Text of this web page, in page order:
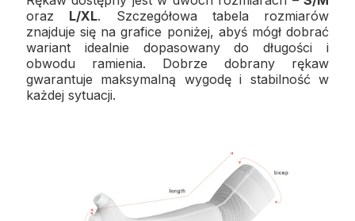
oraz L/XL. Szczegółowa tabela rozmiarów
znajduje się na grafice poniżej, abyś mógł dobrać
wariant idealnie dopasowany do długości i
obwodu ramienia. Dobrze dobrany rękaw
gwarantuje maksymalną wygodę i stabilność w
każdej sytuacji.